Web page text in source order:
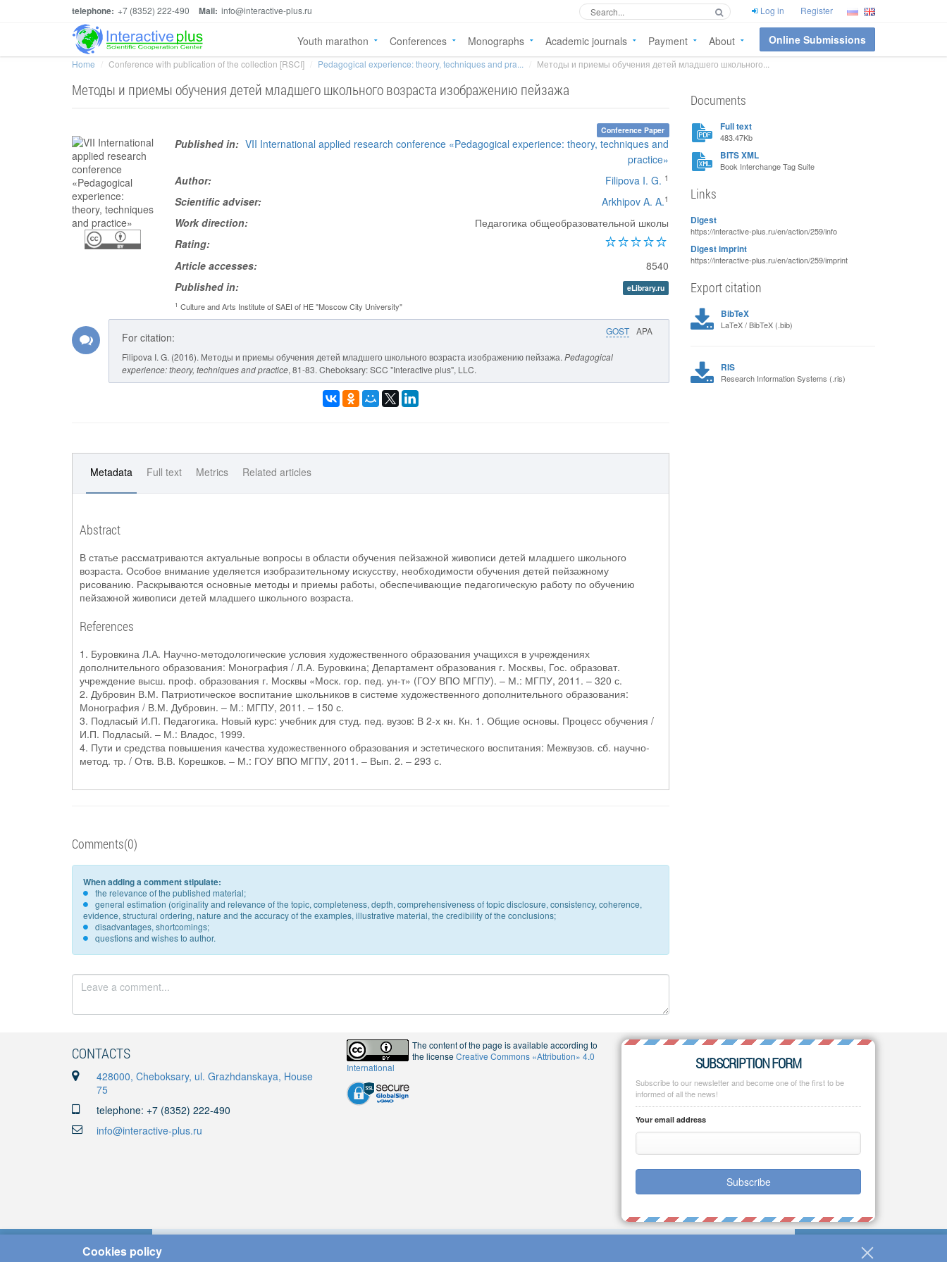
telephone: +7 (8352) 222-490 Mail: info@interactive-plus.ru Log in Register
Youth marathon Conferences Monographs Academic journals Payment About Online Submissions
Home Conference with publication of the collection [RSCI] Pedagogical experience: theory, techniques and pra... Методы и приемы обучения детей младшего школьного...
Методы и приемы обучения детей младшего школьного возраста изображению пейзажа
Conference Paper
Published in: VII International applied research conference «Pedagogical experience: theory, techniques and
practice»
Author:
Filipova I. G. 1
Scientific adviser: Arkhipov A. A.1
Work direction:
Педагогика общеобразовательной школы
Rating:
Article accesses:
8540
Published in:
eLibrary.ru
1 Culture and Arts Institute of SAEI of HE "Moscow City University"
GOST APA
For citation:
Filipova I. G. (2016). Методы и приемы обучения детей младшего школьного возраста изображению пейзажа. Pedagogical
experience: theory, techniques and practice, 81-83. Cheboksary: SCC "Interactive plus", LLC.
Metadata Full text Metrics Related articles
Abstract
В статье рассматриваются актуальные вопросы в области обучения пейзажной живописи детей младшего школьного
возраста. Особое внимание уделяется изобразительному искусству, необходимости обучения детей пейзажному
рисованию. Раскрываются основные методы и приемы работы, обеспечивающие педагогическую работу по обучению
пейзажной живописи детей младшего школьного возраста.
References
1. Буровкина Л.А. Научно-методологические условия художественного образования учащихся в учреждениях
дополнительного образования: Монография / Л.А. Буровкина; Департамент образования г. Москвы, Гос. образоват.
учреждение высш. проф. образования г. Москвы «Моск. гор. пед. ун-т» (ГОУ ВПО МГПУ). – М.: МГПУ, 2011. – 320 с.
2. Дубровин В.М. Патриотическое воспитание школьников в системе художественного дополнительного образования:
Монография / В.М. Дубровин. – М.: МГПУ, 2011. – 150 с.
3. Подласый И.П. Педагогика. Новый курс: учеб­ник для студ. пед. вузов: В 2-х кн. Кн. 1. Общие основы. Процесс обучения /
И.П. Подласый. – М.: Владос, 1999.
4. Пути и средства повышения качества художественного образования и эстетического воспитания: Межвузов. сб. научно-
метод. тр. / Отв. В.В. Корешков. – М.: ГОУ ВПО МГПУ, 2011. – Вып. 2. – 293 с.
Comments(0)
When adding a comment stipulate:
the relevance of the published material;
general estimation (originality and relevance of the topic, completeness, depth, comprehensiveness of topic disclosure, consistency, coherence,
evidence, structural ordering, nature and the accuracy of the examples, illustrative material, the credibility of the conclusions;
disadvantages, shortcomings;
questions and wishes to author.
Documents
Full text
483.47Kb
BITS XML
Book Interchange Tag Suite
Links
Digest
https://interactive-plus.ru/en/action/259/info
Digest imprint
https://interactive-plus.ru/en/action/259/imprint
Export citation
BibTeX
LaTeX / BibTeX (.bib)
RIS
Research Information Systems (.ris)
CONTACTS
428000, Cheboksary, ul. Grazhdanskaya, House
75
telephone: +7 (8352) 222-490
info@interactive-plus.ru
The content of the page is available according to
the licenseCreative Commons «Attribution» 4.0
International
SUBSCRIPTION FORM
Subscribe to our newsletter and become one of the first to be
informed of all the news!
Your email address
Subscribe
Cookies policy